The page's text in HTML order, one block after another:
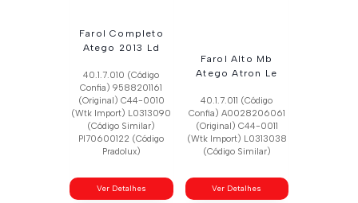
Farol Completo
Atego 2013 Ld
40.1.7.010 (Código
Confia) 9588201161
(Original) C44-0010
(Wtk Import) L0313090
(Código Similar)
Pl70600122 (Código
Pradolux)
Ver Detalhes
Farol Alto Mb
Atego Atron Le
40.1.7.011 (Código
Confia) A0028206061
(Original) C44-0011
(Wtk Import) L0313038
(Código Similar)
Ver Detalhes